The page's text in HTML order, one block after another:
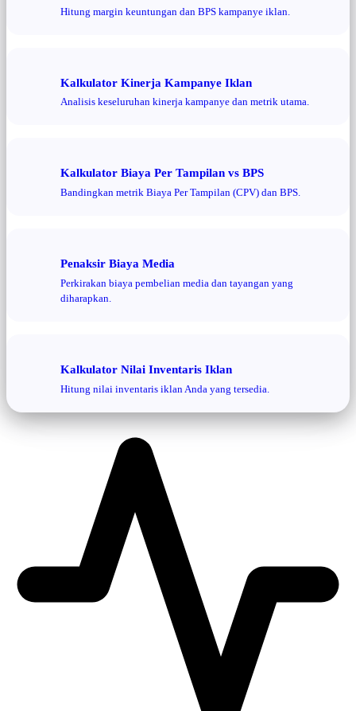
Hitung margin keuntungan dan BPS kampanye iklan.
Kalkulator Kinerja Kampanye Iklan
Analisis keseluruhan kinerja kampanye dan metrik utama.
Kalkulator Biaya Per Tampilan vs BPS
Bandingkan metrik Biaya Per Tampilan (CPV) dan BPS.
Penaksir Biaya Media
Perkirakan biaya pembelian media dan tayangan yang
diharapkan.
Kalkulator Nilai Inventaris Iklan
Hitung nilai inventaris iklan Anda yang tersedia.